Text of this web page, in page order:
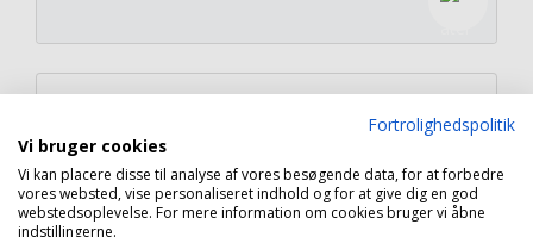
ultimative familieeventyr
Faxe
Fortrolighedspolitik
Vi bruger cookies
Vi kan placere disse til analyse af vores besøgende data, for at forbedre
vores websted, vise personaliseret indhold og for at give dig en god
webstedsoplevelse. For mere information om cookies bruger vi åbne
indstillingerne.